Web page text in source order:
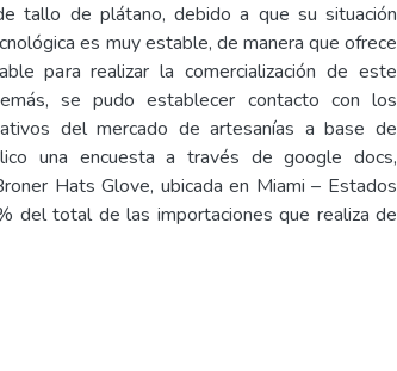
tallo de plátano, debido a que su situación
es muy estable, de manera que ofrece
para realizar la comercialización de este
se pudo establecer contacto con los
del mercado de artesanías a base de
una encuesta a través de google docs,
Hats Glove, ubicada en Miami – Estados
del total de las importaciones que realiza de